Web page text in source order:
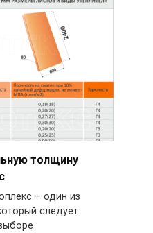
толщину
– один из
следует